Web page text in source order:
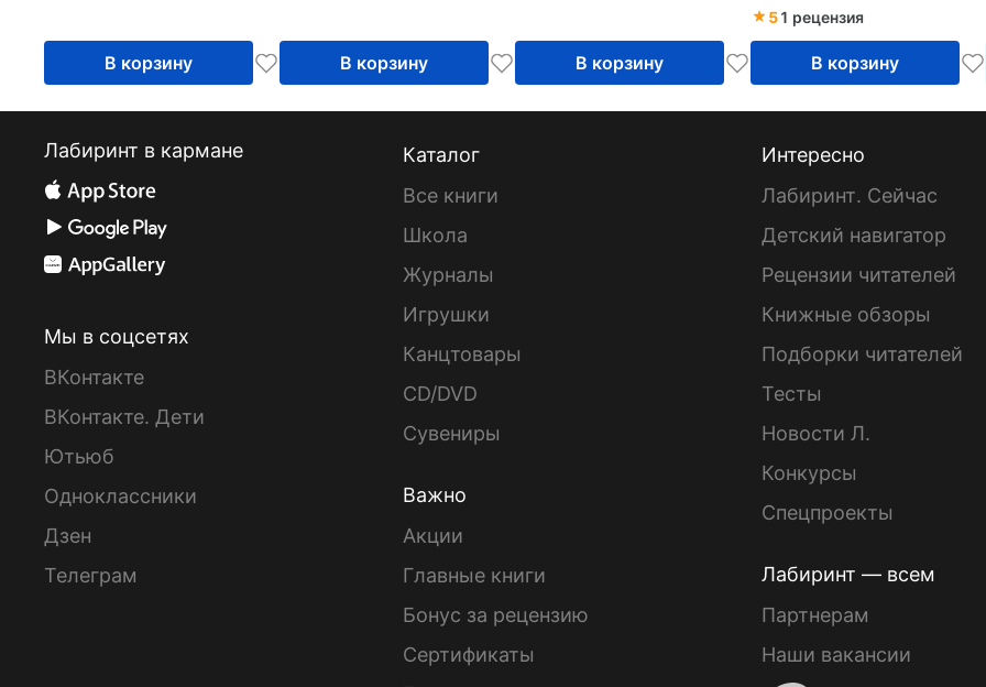
В корзину В корзину В корзину
51 рецензия
В корзину
Лабиринт в кармане
Мы в соцсетях
ВКонтакте
ВКонтакте. Дети
Ютьюб
Одноклассники
Дзен
Телеграм
Каталог
Все книги
Школа
Журналы
Игрушки
Канцтовары
CD/DVD
Сувениры
Важно
Акции
Главные книги
Бонус за рецензию
Сертификаты
Интересно
Лабиринт. Сейчас
Детский навигатор
Рецензии читателей
Книжные обзоры
Подборки читателей
Тесты
Новости Л.
Конкурсы
Спецпроекты
Лабиринт — всем
Партнерам
Наши вакансии